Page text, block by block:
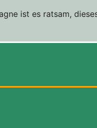
ist es ratsam,